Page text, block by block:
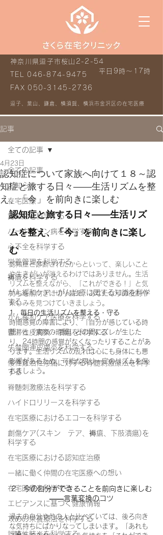
平日9時～17時
神奈川県逗子市桜山2-2-54
TEL 046-874-9475
FAX 050-3145-2736
逗子、葉山、鎌倉、横須賀、横浜市金沢区の在宅医療
記事
全ての記事
お知らせ
在宅医療
認知症を科学する
パーキンソン病を科学する
心不全を科学する
栄養管理を科学する
褥瘡を科学する
がん緩和ケア＋がん治療に関する知識を科学
する
がん緩和ケア医療を科学する
鬱滞性皮膚炎・潰瘍を科学する
失禁関連皮膚炎を科学する
慢性難治性疼痛に対する脊髄刺激療法を科学
する
脊髄刺激療法を科学する
ハイドロリリースを科学する
在宅医療におけるエコーを科学する
創傷ケア(スキン テア、褥瘡、下肢潰瘍)を
科学する
在宅医療における認知症治療
一緒に働く仲間の在宅医療への想い
在宅医療を科学する
エビデンスに基づく健康情報
攻めの栄養療法を科学する
全ての記事
認知症について家族へ向けて１８～認
知症と旅する日々——生活リズムを整
え、「今」を前向きに楽しむ
4月23日
認知症と旅する日々——生活リズ
ムを整え、「今」を前向きに楽し
む
認知症と診断されたからといって、楽しいこと
や生きがいが消えるわけではありません。生活
リズムを整えながら、「これができる！」と気
持ちを前向きに切り替え、あなたなりの役割や
楽しみを見つけていきましょう。
1　毎日の生活リズムを整える・守る
時間感覚の障害により、「自分が感じている時
間」と「実際の時間」との間にズレが生じた
り、24時間の感覚がなくなったりすることがあ
ります。生活リズムの乱れは心にも身体にも悪
影響があるため、可能な限り一定のリズムを保
ちましょう。
2　今の自分ができることを前向きに楽しむ
——言葉変換のコツ
過去の自分や他の人と比べていては、後ろ向き
な気持ちにばかりなってしまいます。「あれも